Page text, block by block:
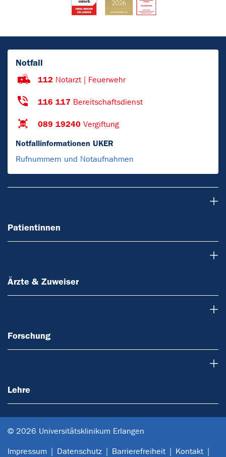
Notfall
112 Notarzt | Feuerwehr
116 117 Bereitschaftsdienst
089 19240 Vergiftung
Notfallinformationen UKER
Rufnummern und Notaufnahmen
Patientinnen
Ärzte & Zuweiser
Forschung
Lehre
© 2026 Universitätsklinikum Erlangen
Impressum Datenschutz Barrierefreiheit Kontakt